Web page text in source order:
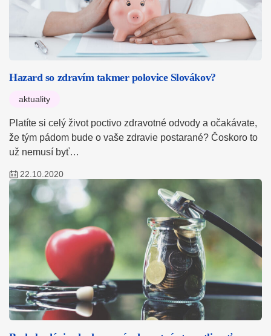
Hazard so zdravím takmer polovice Slovákov?
aktuality
Platíte si celý život poctivo zdravotné odvody a očakávate,
že tým pádom bude o vaše zdravie postarané? Čoskoro to
už nemusí byť…
22.10.2020